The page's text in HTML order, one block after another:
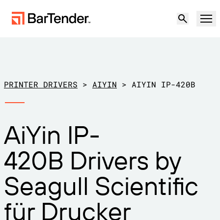
BarTender-Etikettierung
ETIKETTIERFUNKTIONEN
Gestalten
Lösungen
NACH ANWENDUNGSFALL
Produktion
Einzelhandel
Transport und Logistik
Druckertreiber herunterladen
Support-Pläne
Partner
Partner werden
Support
Support-Center
Kostenlos
PRINTER DRIVERS > AIYIN > AIYIN IP-420B
AiYin IP-
420B Drivers by
Seagull Scientific
für Drucker